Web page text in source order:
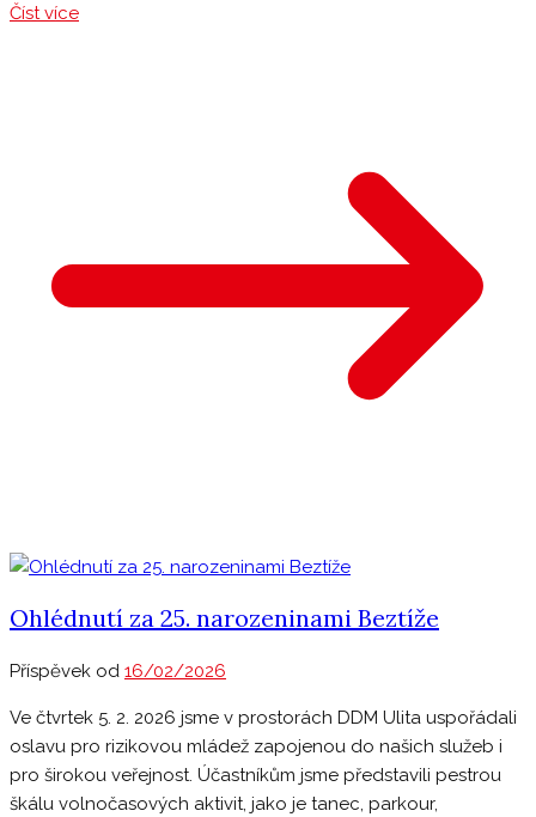
Číst více
Ohlédnutí za 25. narozeninami Beztíže
Příspěvek od 16/02/2026
Ve čtvrtek 5. 2. 2026 jsme v prostorách DDM Ulita uspořádali
oslavu pro rizikovou mládež zapojenou do našich služeb i
pro širokou veřejnost. Účastníkům jsme představili pestrou
škálu volnočasových aktivit, jako je tanec, parkour,